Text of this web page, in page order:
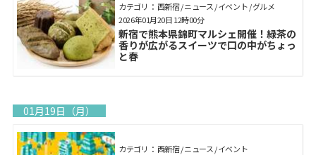
カテゴリ： 西新宿 / ニュース / イベント / グルメ
新宿で熊本県錦町マルシェ開催！緑茶の
香りが広がるスイーツで口の中がちょっ
と春
2026年01月20日 12時00分
01月19日（月）
カテゴリ： 西新宿 / ニュース / イベント